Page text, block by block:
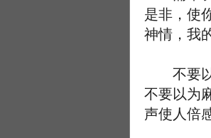
是非，使
神情，我
不要以
不要以为
声使人倍